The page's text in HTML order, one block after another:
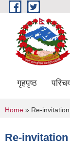
Skip to main content
गृहपृष्ठ
You are
Home » Re-
Re-